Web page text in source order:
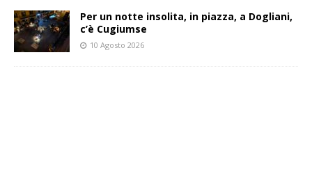
Per un notte insolita, in piazza, a Dogliani,
c’è Cugiumse
10 Agosto 2026